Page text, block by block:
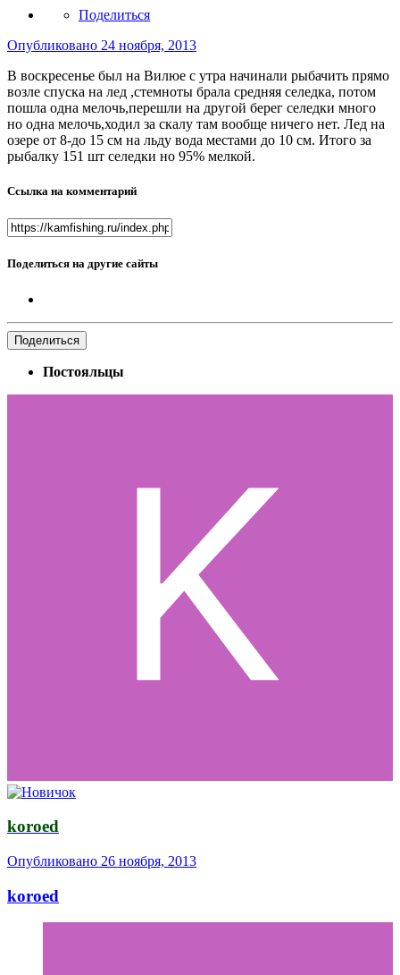
Поделиться
Опубликовано 24 ноября, 2013
В воскресенье был на Вилюе с утра начинали рыбачить прямо
возле спуска на лед ,стемноты брала средняя селедка, потом
пошла одна мелочь,перешли на другой берег селедки много
но одна мелочь,ходил за скалу там вообще ничего нет. Лед на
озере от 8-до 15 см на льду вода местами до 10 см. Итого за
рыбалку 151 шт селедки но 95% мелкой.
Ссылка на комментарий
Поделиться на другие сайты
Поделиться
Постояльцы
koroed
Опубликовано 26 ноября, 2013
koroed